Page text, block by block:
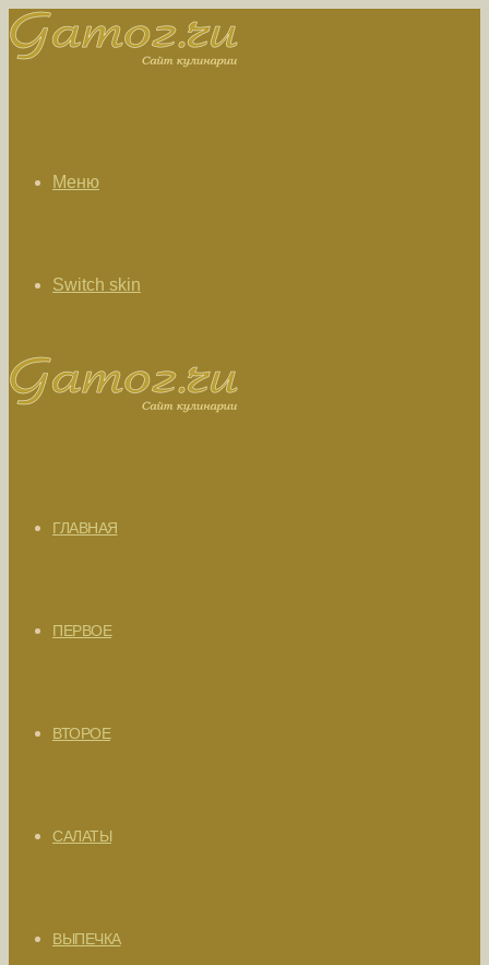
Меню
Switch skin
ГЛАВНАЯ
ПЕРВОЕ
ВТОРОЕ
САЛАТЫ
ВЫПЕЧКА